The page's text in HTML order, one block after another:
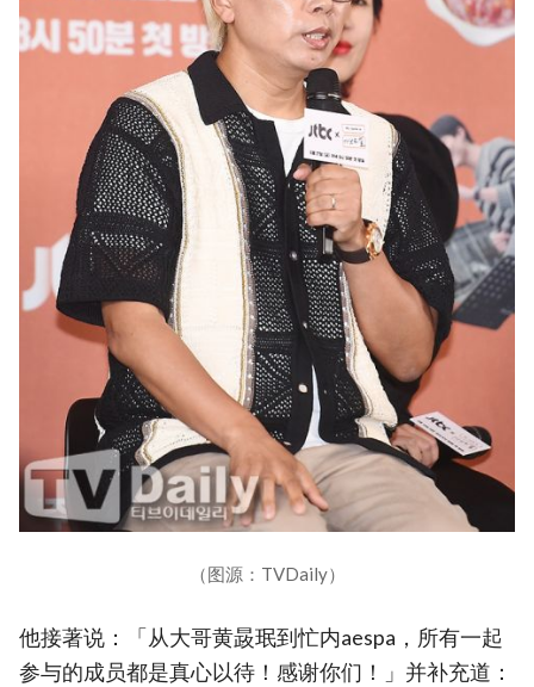
（图源：TVDaily）
他接著说：「从大哥黄晸珉到忙内aespa，所有一起
参与的成员都是真心以待！感谢你们！」并补充道：